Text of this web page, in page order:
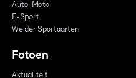
Auto-Moto
E-Sport
Weider Sportaarten
Fotoen
Aktualitéit